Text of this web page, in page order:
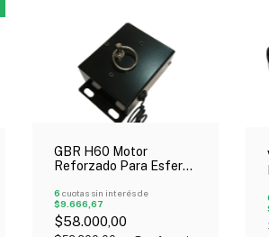
GBR H60 Motor
Reforzado Para Esfera
6 cuotas sin interés de
$9.666,67
$58.000,00